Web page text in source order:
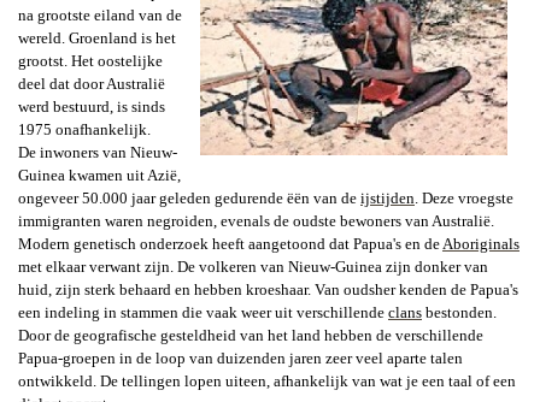
na grootste eiland van de
wereld. Groenland is het
grootst. Het oostelijke
deel dat door Australië
werd bestuurd, is sinds
1975 onafhankelijk.
De inwoners van Nieuw-
Guinea kwamen uit Azië,
ongeveer 50.000 jaar geleden gedurende ëën van de ijstijden. Deze vroegste
immigranten waren negroiden, evenals de oudste bewoners van Australië.
Modern genetisch onderzoek heeft aangetoond dat Papua's en deAboriginals
met elkaar verwant zijn. De volkeren van Nieuw-Guinea zijn donker van
huid, zijn sterk behaard en hebben kroeshaar. Van oudsher kenden de Papua's
een indeling in stammen die vaak weer uit verschillende clans bestonden.
Door de geografische gesteldheid van het land hebben de verschillende
Papua-groepen in de loop van duizenden jaren zeer veel aparte talen
ontwikkeld. De tellingen lopen uiteen, afhankelijk van wat je een taal of een